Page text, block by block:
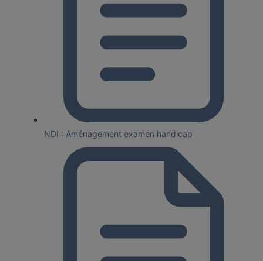
NDI : Aménagement examen handicap